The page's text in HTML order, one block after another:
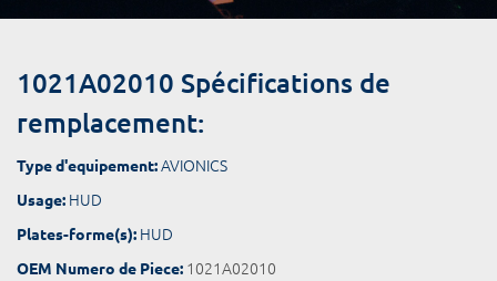
1021A02010 Spécifications de
remplacement:
Type d'equipement:AVIONICS
Usage: HUD
Plates-forme(s): HUD
OEM Numero de Piece: 1021A02010